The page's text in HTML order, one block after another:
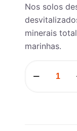
Nos solos
minerais
marinhas.
Vitalithy